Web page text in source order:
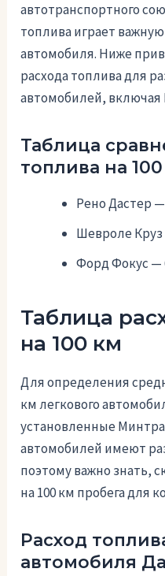
автотранспортного
топлива играет
автомобиля. Ниже
расхода топлива для
автомобилей, включая
Таблица
топлива на
Рено Дастер
Шевроле Круз
Форд Фокус —
Таблица
на 100 км
Для определения
км легкового
установленные
автомобилей имеют
поэтому важно знать,
на 100 км пробега для
Расход
автомобиля